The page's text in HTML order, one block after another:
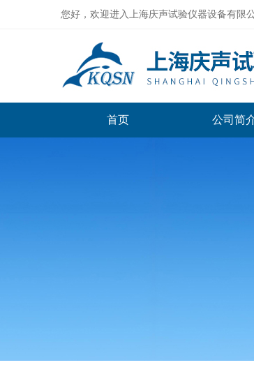
您好，欢迎进入上海庆声试验仪器设备有限
首页 公司简